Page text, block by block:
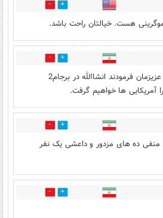
29
هست. خیالتان راحت باشد.
21
همانگونه که رهبر عزیزمان فرمودند انشاالله در برجام2
آمریکایی ها خواهیم گرفت.
332
منفی ده های مزدور و داعشی یک نفر
384